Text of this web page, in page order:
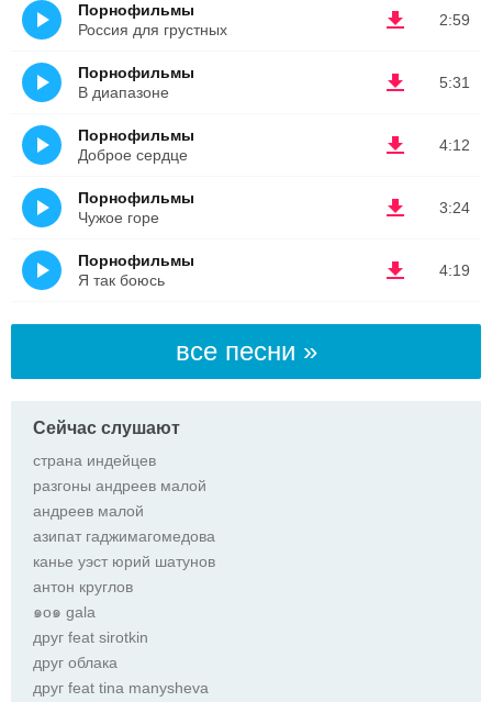
2:59
Порнофильмы
Россия для грустных
5:31
Порнофильмы
В диапазоне
4:12
Порнофильмы
Доброе сердце
3:24
Порнофильмы
Чужое горе
4:19
Порнофильмы
Я так боюсь
все песни »
Сейчас слушают
страна индейцев
разгоны андреев малой
андреев малой
азипат гаджимагомедова
канье уэст юрий шатунов
антон круглов
๑о๑ gala
друг feat sirotkin
друг облака
друг feat tina manysheva